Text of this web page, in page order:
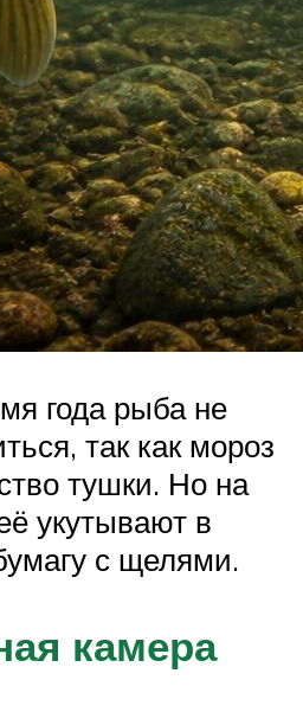
года рыба не
так как мороз
тушки. Но на
укутывают в
с щелями.
камера